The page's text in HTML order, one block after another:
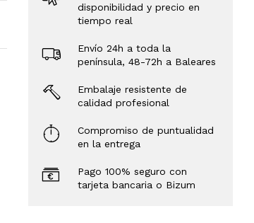
disponibilidad y precio en
tiempo real
Envío 24h a toda la
península, 48-72h a Baleares
Embalaje resistente de
calidad profesional
Compromiso de puntualidad
en la entrega
Pago 100% seguro con
tarjeta bancaria o Bizum